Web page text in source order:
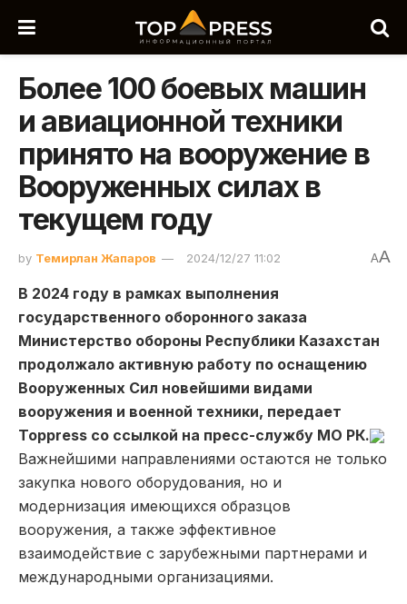
Более 100 боевых машин
и авиационной техники
принято на вооружение в
Вооруженных силах в
текущем году
by Темирлан Жапаров 2024/12/27 11:02 AA
В 2024 году в рамках выполнения
государственного оборонного заказа
Министерство обороны Республики Казахстан
продолжало активную работу по оснащению
Вооруженных Сил новейшими видами
вооружения и военной техники, передает
Toppress со ссылкой на пресс-службу МО РК.
Важнейшими направлениями остаются не только
закупка нового оборудования, но и
модернизация имеющихся образцов
вооружения, а также эффективное
взаимодействие с зарубежными партнерами и
международными организациями.